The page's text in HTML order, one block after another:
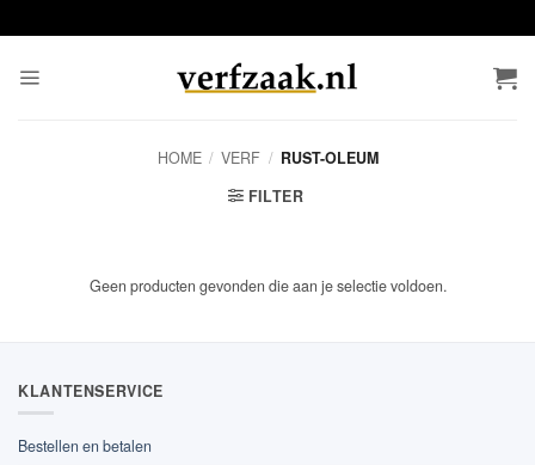
naar
HOME / VERF / RUST-OLEUM
FILTER
Geen producten gevonden die aan je selectie voldoen.
KLANTENSERVICE
Bestellen en betalen